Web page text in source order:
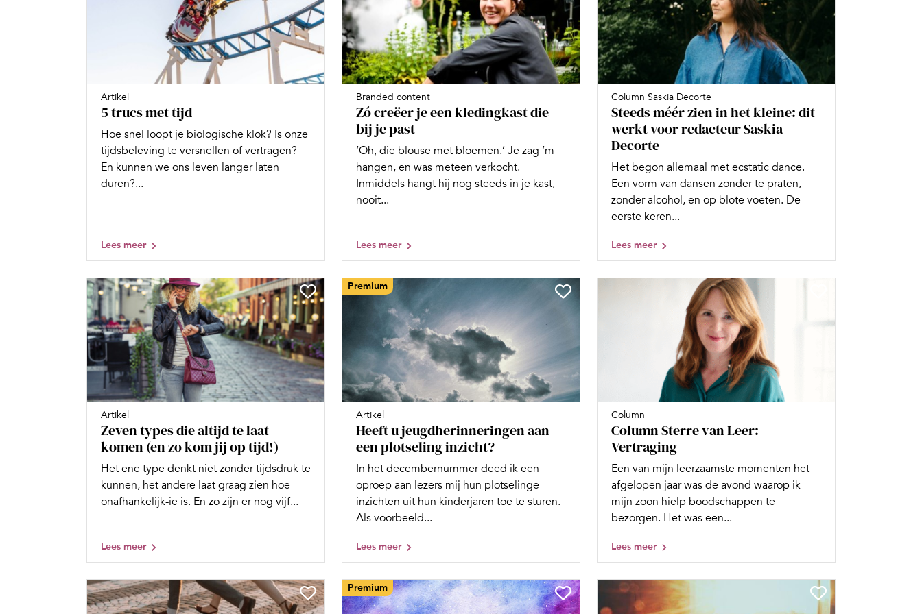
Artikel
5 trucs met tijd
Hoe snel loopt je biologische klok? Is onze
tijdsbeleving te versnellen of vertragen?
En kunnen we ons leven langer laten
duren?...
Lees meer
Branded content
Zó creëer je een kledingkast die
bij je past
‘Oh, die blouse met bloemen.’ Je zag ‘m
hangen, en was meteen verkocht.
Inmiddels hangt hij nog steeds in je kast,
nooit...
Lees meer
Column Saskia Decorte
Steeds méér zien in het kleine: dit
werkt voor redacteur Saskia
Decorte
Het begon allemaal met ecstatic dance.
Een vorm van dansen zonder te praten,
zonder alcohol, en op blote voeten. De
eerste keren...
Lees meer
Artikel
Zeven types die altijd te laat
komen (en zo kom jij op tijd!)
Het ene type denkt niet zonder tijdsdruk te
kunnen, het andere laat graag zien hoe
onafhankelijk-ie is. En zo zijn er nog vijf...
Lees meer
Premium
Artikel
Heeft u jeugdherinneringen aan
een plotseling inzicht?
In het decembernummer deed ik een
oproep aan lezers mij hun plotselinge
inzichten uit hun kinderjaren toe te sturen.
Als voorbeeld...
Lees meer
Column
Column Sterre van Leer:
Vertraging
Een van mijn leerzaamste momenten het
afgelopen jaar was de avond waarop ik
mijn zoon hielp boodschappen te
bezorgen. Het was een...
Lees meer
Premium